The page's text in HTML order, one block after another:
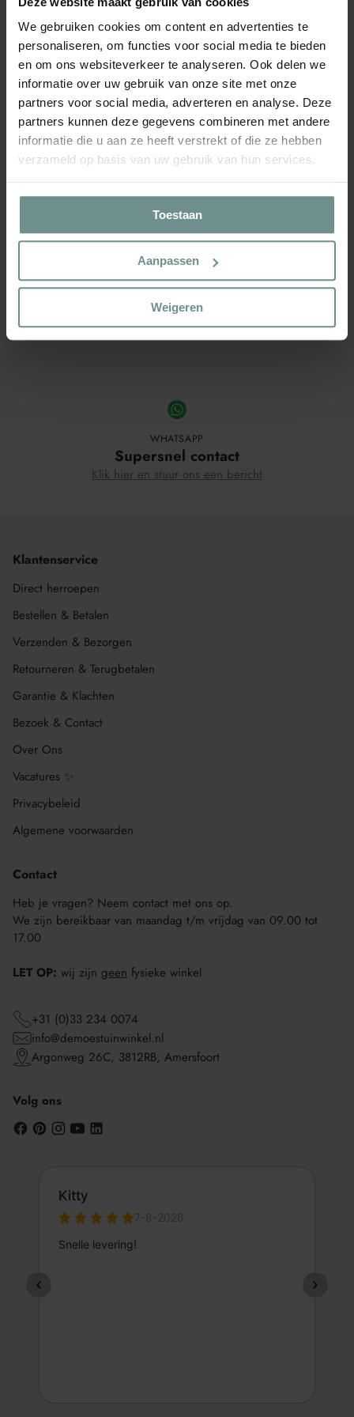
We gebruiken cookies om content en advertenties te
personaliseren, om functies voor social media te bieden
en om ons websiteverkeer te analyseren. Ook delen we
informatie over uw gebruik van onze site met onze
partners voor social media, adverteren en analyse. Deze
partners kunnen deze gegevens combineren met andere
informatie die u aan ze heeft verstrekt of die ze hebben
verzameld op basis van uw gebruik van hun services.
Toestaan
Aanpassen
Weigeren
het kleine bovenste gaatje open is. Plaats je duim op het
gaatje, til de gieter uit het water en houd hem boven de plant.
Haal je duim van het gaatje om een fijne waterstraal te geven
en breng het water gericht naar de wortels of de potgrond.
Door je duim weer op het gaatje te plaatsen, stop je de
watergift precies wanneer je wilt.
Het gebruik van terracotta maakt deze gieter een duurzame
keuze. Terracotta is een natuurlijk, stevig en biologisch
afbreekbaar materiaal dat bestand is tegen herhaald gebruik.
: 10,1 x 10,1 x 14,5 (LxDxH)
Inhoud: 0,45L
: Bewateren van zaailingen, zaden, stekjes, planten.
watergeven.
: Griekenland
WHATSAPP
Supersnel contact
Klik hier en stuur ons een bericht
Klantenservice
Direct herroepen
Bestellen & Betalen
Verzenden & Bezorgen
Retourneren & Terugbetalen
Garantie & Klachten
Bezoek & Contact
Over Ons
Vacatures ✨
Privacybeleid
Algemene voorwaarden
Contact
Heb je vragen? Neem contact met ons op.
We zijn bereikbaar van maandag t/m vrijdag van 09.00 tot
17.00
LET OP: wij zijn geen fysieke winkel
+31 (0)33 234 0074
info@demoestuinwinkel.nl
Argonweg 26C, 3812RB, Amersfoort
Volg ons